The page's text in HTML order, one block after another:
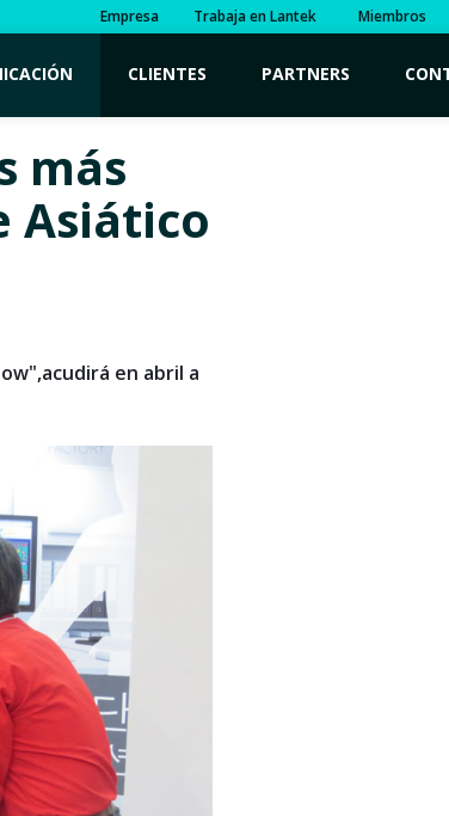
Empresa Trabaja en Lantek Miembros
CLIENTES PARTNERS
más
Asiático
en abril a